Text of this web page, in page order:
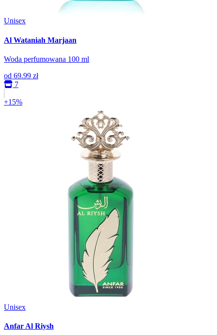
Unisex
Al Wataniah Marjaan
Woda perfumowana 100 ml
od 69.99 zł
7
+15%
Unisex
Anfar Al Riysh